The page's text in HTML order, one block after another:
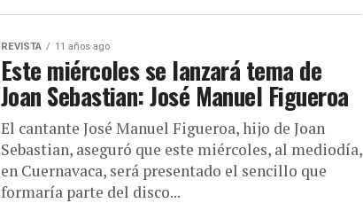
REVISTA 11 años ago
Este miércoles se lanzará tema de
Joan Sebastian: José Manuel Figueroa
El cantante José Manuel Figueroa, hijo de Joan
Sebastian, aseguró que este miércoles, al mediodía,
en Cuernavaca, será presentado el sencillo que
formaría parte del disco...